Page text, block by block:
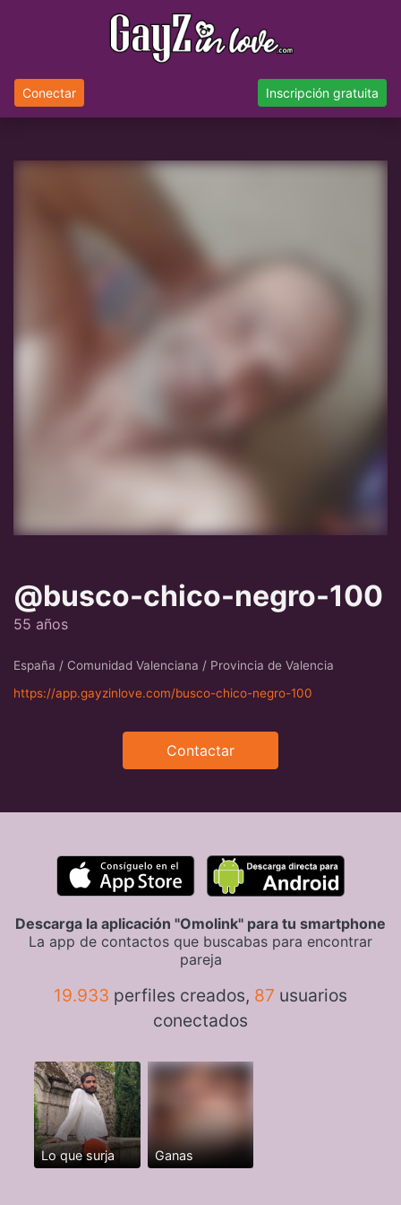
Conectar Inscripción gratuita
@busco-chico-negro-100
55 años
España / Comunidad Valenciana / Provincia de Valencia
https://app.gayzinlove.com/busco-chico-negro-100
Contactar
Descarga la aplicación "Omolink" para tu smartphone
La app de contactos que buscabas para encontrar
pareja
19.933 perfiles creados, 87 usuarios
conectados
Lo que surja Ganas